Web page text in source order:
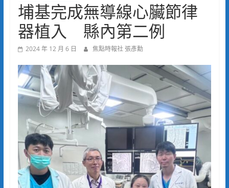
埔基完成無導線心臟節律
器植入 縣內第二例
2024 年 12 月 6 日 焦點時報社 張彥勳